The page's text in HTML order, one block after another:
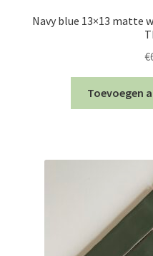
Navy blue 13×13 matte
€
Toevoegen